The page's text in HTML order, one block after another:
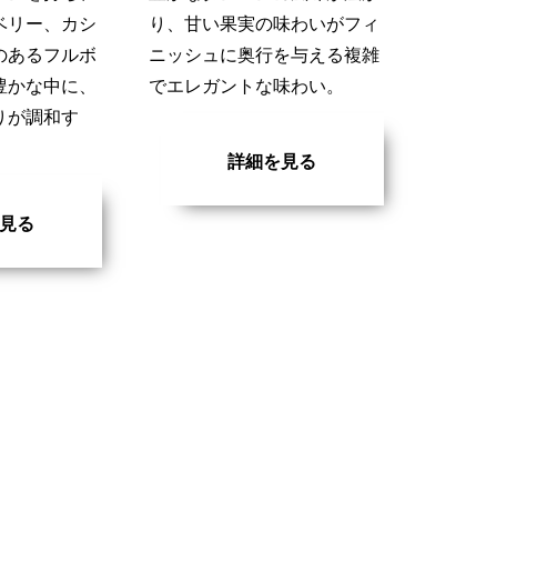
リー、カシ
あるフルボ
な中に、
が調和す
る
り、甘い果実の味わいがフィ
ニッシュに奥行を与える複雑
でエレガントな味わい。
詳細を見る